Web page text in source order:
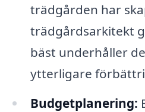
trädgården har
trädgårdsarkitekt
bäst underhåller
ytterligare
Budgetplanering: